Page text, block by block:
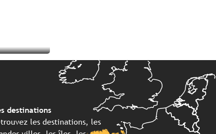
destinations
les destinations, les